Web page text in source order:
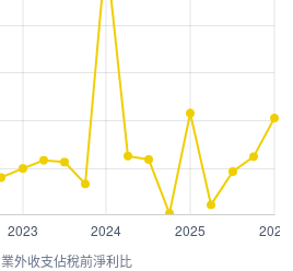
業外收支佔稅前淨利比